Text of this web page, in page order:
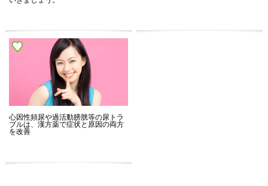
心因性頻尿や過活動膀胱等の尿トラ
ブルは、漢方薬で症状と原因の両方
を改善